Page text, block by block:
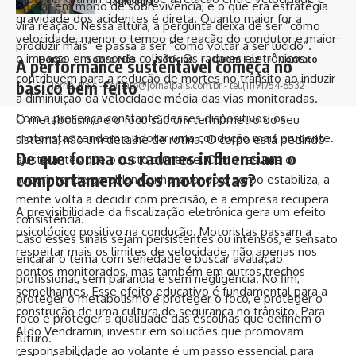
operar em modo de sobrevivência, e o que era estratégia
vira reação. Nessa altura, a pergunta deixa de ser “como
produzir mais” e passa a ser “como voltar a ser lúcido”.
A performance sustentável começa no
básico bem feito
O metabolismo e o foco são um termômetro do seu
sistema, não um detalhe de rotina. O corpo está pedindo
ajuste antes que o custo aumente. Como resume o
superintende geral Ian Cunha, quando o corpo estabiliza, a
mente volta a decidir com precisão, e a empresa recupera
consistência.
Caso esses sinais sejam persistentes ou intensos, é sensato
encarar o tema com seriedade e buscar avaliação
profissional, sem paranoia e sem negligência. No fim,
proteger o metabolismo é proteger o foco, e proteger o
foco é proteger a qualidade das escolhas que definem o
futuro.
gravidade dos acidentes é direta. Quanto maior for a
velocidade, menor o tempo de reação do condutor e maior
o impacto em caso de colisão. Os radares eletrônicos
contribuem para a redução de mortes no trânsito ao induzir
a diminuição da velocidade média das vias monitoradas.
Com a presença constante desses dispositivos, os
motoristas tendem a adotar uma condução mais prudente.
De que forma os radares influenciam o
comportamento dos motoristas?
A previsibilidade da fiscalização eletrônica gera um efeito
psicológico positivo na condução. Motoristas passam a
respeitar mais os limites de velocidade, não apenas nos
pontos monitorados, mas também em outros trechos
semelhantes. Esse efeito educativo é fundamental para a
construção de uma cultura de segurança no trânsito. Para
Aldo Vendramin, investir em soluções que promovam
responsabilidade ao volante é um passo essencial para
Jornal País -contato@jornalpais.com.br- tel.(11)91754-6532
Home Sobre Nós Notícias Quem Faz Contato